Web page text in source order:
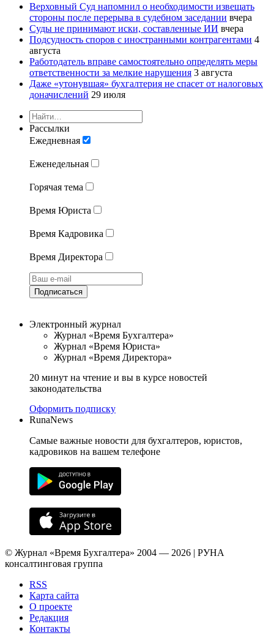
Верховный Суд напомнил о необходимости извещать
стороны после перерыва в судебном заседании вчера
Суды не принимают иски, составленные ИИ вчера
Подсудность споров с иностранными контрагентами 4
августа
Работодатель вправе самостоятельно определять меры
ответственности за мелкие нарушения 3 августа
Даже «утонувшая» бухгалтерия не спасет от налоговых
доначислений 29 июля
Рассылки
Ежедневная
Еженедельная
Горячая тема
Время Юриста
Время Кадровика
Время Директора
Подписаться
Электронный журнал
Журнал «Время Бухгалтера»
Журнал «Время Юриста»
Журнал «Время Директора»
20 минут на чтение и вы в курсе новостей
законодательства
Оформить подписку
RunaNews
Самые важные новости для бухгалтеров, юристов,
кадровиков на вашем телефоне
© Журнал «Время Бухгалтера» 2004 — 2026 | РУНА
консалтинговая группа
RSS
Карта сайта
О проекте
Редакция
Контакты